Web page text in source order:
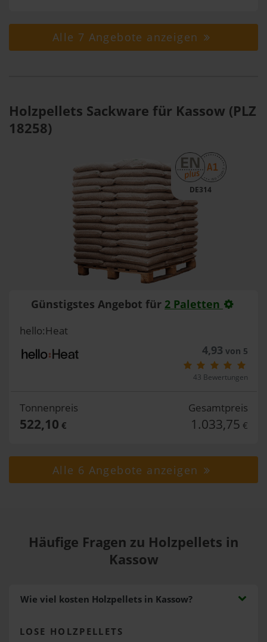
Alle 7 Angebote anzeigen
Holzpellets Sackware für Kassow (PLZ
18258)
DE314
Günstigstes Angebot für 2 Paletten
hello:Heat
4,93 von 5
43 Bewertungen
Tonnenpreis
522,10 €
Gesamtpreis
1.033,75 €
Alle 6 Angebote anzeigen
Häufige Fragen zu Holzpellets in
Kassow
Wie viel kosten Holzpellets in Kassow?
LOSE HOLZPELLETS